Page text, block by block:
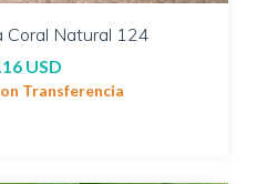
Coral Natural 124
USD
Transferencia